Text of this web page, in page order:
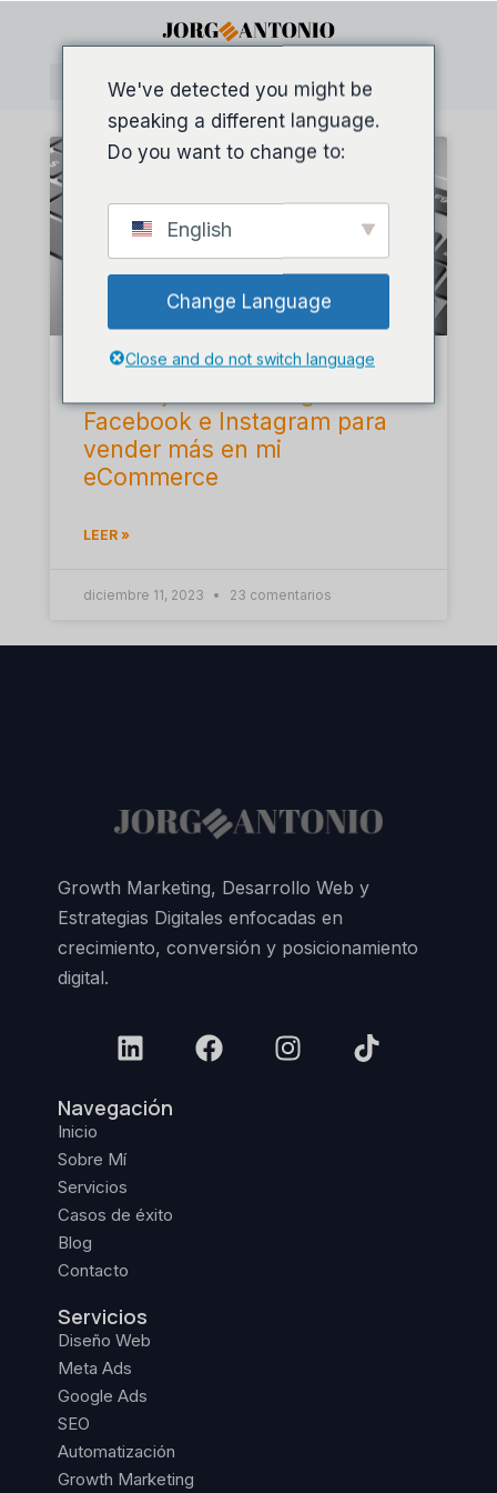
Facebook e Instagram para
vender más en mi
eCommerce
LEER »
diciembre 11, 2023 23 comentarios
Growth Marketing, Desarrollo Web y
Estrategias Digitales enfocadas en
crecimiento, conversión y posicionamiento
digital.
Navegación
Inicio
Sobre Mí
Servicios
Casos de éxito
Blog
Contacto
Servicios
Diseño Web
Meta Ads
Google Ads
SEO
Automatización
Growth Marketing
We've detected you might be
speaking a different language.
Do you want to change to:
English
Change Language
Close and do not switch language